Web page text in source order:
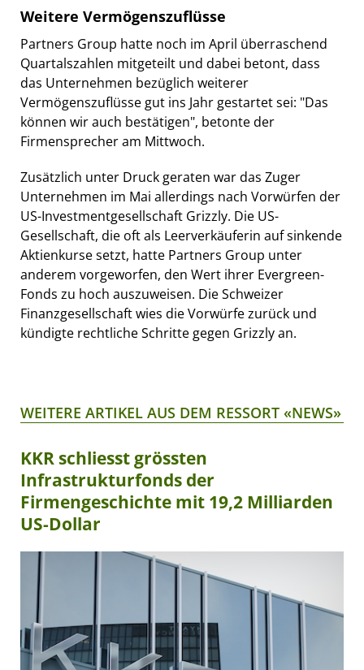
Weitere Vermögenszuflüsse
Partners Group hatte noch im April überraschend
Quartalszahlen mitgeteilt und dabei betont, dass
das Unternehmen bezüglich weiterer
Vermögenszuflüsse gut ins Jahr gestartet sei: "Das
können wir auch bestätigen", betonte der
Firmensprecher am Mittwoch.
Zusätzlich unter Druck geraten war das Zuger
Unternehmen im Mai allerdings nach Vorwürfen der
US-Investmentgesellschaft Grizzly. Die US-
Gesellschaft, die oft als Leerverkäuferin auf sinkende
Aktienkurse setzt, hatte Partners Group unter
anderem vorgeworfen, den Wert ihrer Evergreen-
Fonds zu hoch auszuweisen. Die Schweizer
Finanzgesellschaft wies die Vorwürfe zurück und
kündigte rechtliche Schritte gegen Grizzly an.
WEITERE ARTIKEL AUS DEM RESSORT «NEWS»
KKR schliesst grössten
Infrastrukturfonds der
Firmengeschichte mit 19,2 Milliarden
US-Dollar